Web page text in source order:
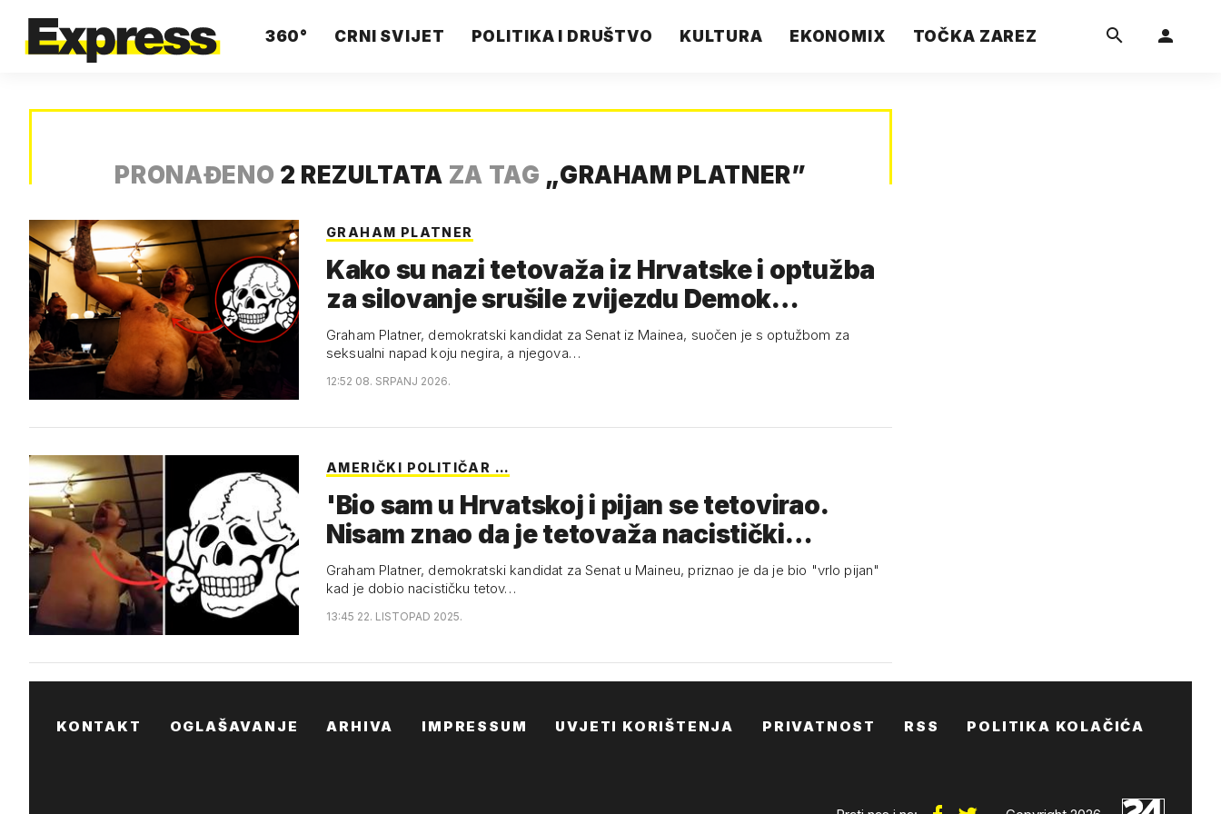
360° CRNI SVIJET POLITIKA I DRUŠTVO KULTURA EKONOMIX TOČKA ZAREZ
PRONAĐENO 2 REZULTATA ZA TAG „GRAHAM PLATNER”
GRAHAM PLATNER
Kako su nazi tetovaža iz Hrvatske i optužba
za silovanje srušile zvijezdu Demok…
Graham Platner, demokratski kandidat za Senat iz Mainea, suočen je s optužbom za
seksualni napad koju negira, a njegova…
12:52 08. SRPANJ 2026.
AMERIČKI POLITIČAR …
'Bio sam u Hrvatskoj i pijan se tetovirao.
Nisam znao da je tetovaža nacistički…
Graham Platner, demokratski kandidat za Senat u Maineu, priznao je da je bio "vrlo pijan"
kad je dobio nacističku tetov…
13:45 22. LISTOPAD 2025.
KONTAKT OGLAŠAVANJE ARHIVA IMPRESSUM UVJETI KORIŠTENJA PRIVATNOST RSS POLITIKA KOLAČIĆA